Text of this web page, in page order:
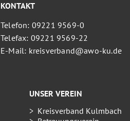
KONTAKT
Telefon: 09221 9569-0
Telefax: 09221 9569-22
E-Mail: kreisverband@awo-ku.de
UNSER VEREIN
Kreisverband Kulmbach